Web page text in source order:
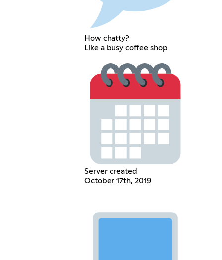
How chatty?
Like a busy coffee shop
Server created
October 17th, 2019